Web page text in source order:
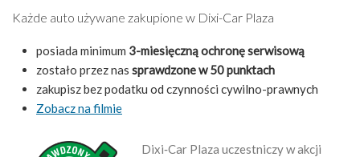
Każde auto używane zakupione w Dixi-Car Plaza
posiada minimum 3-miesięczną ochronę serwisową
zostało przez nas sprawdzone w 50 punktach
zakupisz bez podatku od czynności cywilno-prawnych
Zobacz na filmie
Dixi‑Car Plaza uczestniczy w akcji